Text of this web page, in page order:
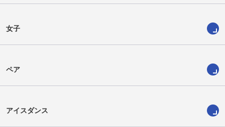
女子
ペア
アイスダンス